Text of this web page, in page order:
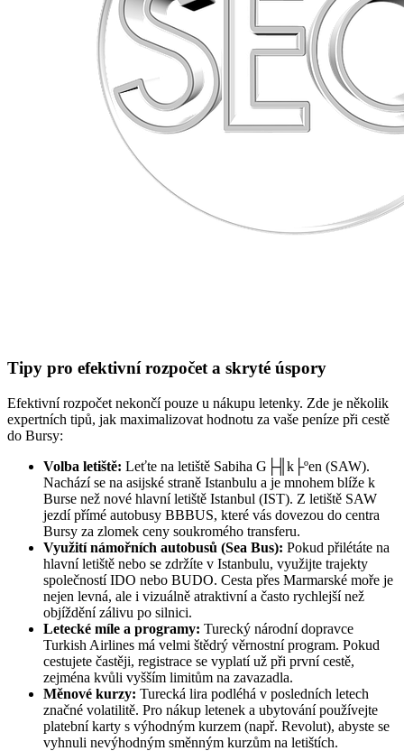
Tipy pro efektivní rozpočet a skryté úspory
Efektivní rozpočet nekončí pouze u nákupu letenky. Zde je několik
expertních tipů, jak maximalizovat hodnotu za vaše peníze při cestě
do Bursy:
Volba letiště: Leťte na letiště Sabiha G├╢k├ºen (SAW).
Nachází se na asijské straně Istanbulu a je mnohem blíže k
Burse než nové hlavní letiště Istanbul (IST). Z letiště SAW
jezdí přímé autobusy BBBUS, které vás dovezou do centra
Bursy za zlomek ceny soukromého transferu.
Využití námořních autobusů (Sea Bus): Pokud přilétáte na
hlavní letiště nebo se zdržíte v Istanbulu, využijte trajekty
společností IDO nebo BUDO. Cesta přes Marmarské moře je
nejen levná, ale i vizuálně atraktivní a často rychlejší než
objíždění zálivu po silnici.
Letecké míle a programy: Turecký národní dopravce
Turkish Airlines má velmi štědrý věrnostní program. Pokud
cestujete častěji, registrace se vyplatí už při první cestě,
zejména kvůli vyšším limitům na zavazadla.
Měnové kurzy: Turecká lira podléhá v posledních letech
značné volatilitě. Pro nákup letenek a ubytování používejte
platební karty s výhodným kurzem (např. Revolut), abyste se
vyhnuli nevýhodným směnným kurzům na letištích.